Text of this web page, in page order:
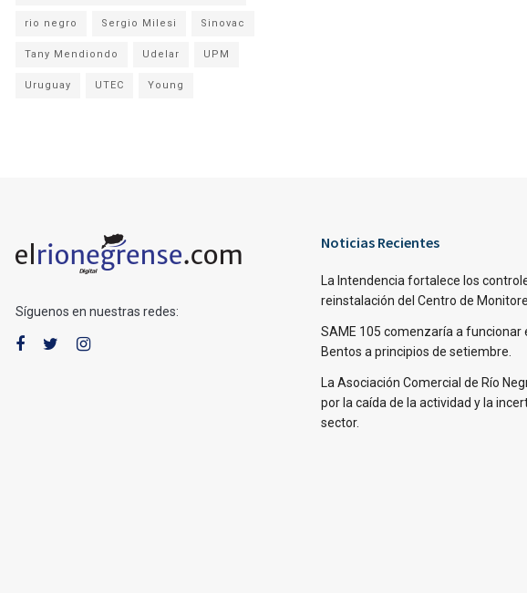
rio negro Sergio Milesi Sinovac
Tany Mendiondo Udelar UPM
Uruguay UTEC Young
Síguenos en nuestras redes:
Noticias Recientes
La Intendencia fortalece los
reinstalación del Centro de
SAME 105 comenzaría a funcionar
Bentos a principios de setiembre.
La Asociación Comercial de Río
por la caída de la actividad y la
sector.